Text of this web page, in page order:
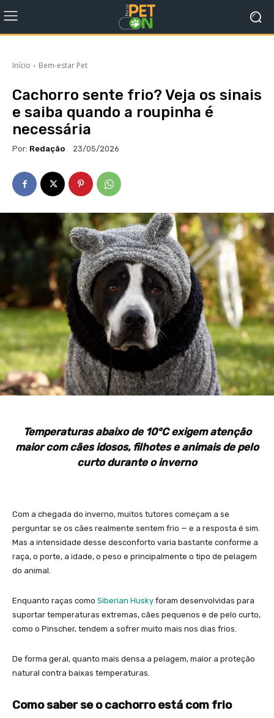
Início Bem-estar Pet
Cachorro sente frio? Veja os sinais
e saiba quando a roupinha é
necessária
Por: Redação 23/05/2026
Temperaturas abaixo de 10°C exigem atenção
maior com cães idosos, filhotes e animais de pelo
curto durante o inverno
Com a chegada do inverno, muitos tutores começam a se
perguntar se os cães realmente sentem frio — e a resposta é sim.
Mas a intensidade desse desconforto varia bastante conforme a
raça, o porte, a idade, o peso e principalmente o tipo de pelagem
do animal.
Enquanto raças como Siberian Husky foram desenvolvidas para
suportar temperaturas extremas, cães pequenos e de pelo curto,
como o Pinscher, tendem a sofrer muito mais nos dias frios.
De forma geral, quanto mais densa a pelagem, maior a proteção
natural contra baixas temperaturas.
Como saber se o cachorro está com frio